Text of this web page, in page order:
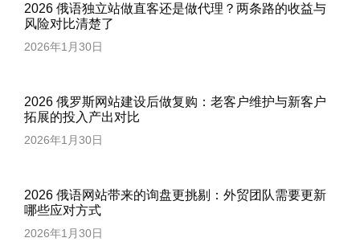
2026 俄语独立站做直客还是做代理？两条路的收益与
风险对比清楚了
2026年1月30日
2026 俄罗斯网站建设后做复购：老客户维护与新客户
拓展的投入产出对比
2026年1月30日
2026 俄语网站带来的询盘更挑剔：外贸团队需要更新
哪些应对方式
2026年1月30日